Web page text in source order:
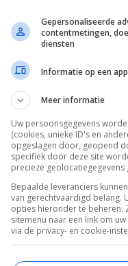
Gepersonaliseerde
contentmetingen,
diensten
Informatie op een
Meer informatie
Uw persoonsgegevens
(cookies, unieke ID's en
opgeslagen door, geopend
specifiek door deze site
precieze geolocatiegegevens
Bepaalde leveranciers
van gerechtvaardigd belang.
opties hieronder te beheren.
sitemenu naar een link om
via de privacy- en cookie-